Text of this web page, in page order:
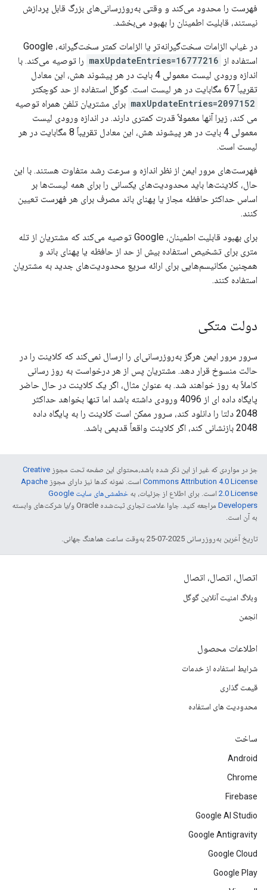
فهرست را محدود می‌کند و وقتی به‌روزرسانی‌های بزرگ قابل پردازش
نیستند، قابلیت اطمینان را بهبود می‌بخشد.
در غیاب الزامات سخت‌گیرانه‌تر یا الزامات کمتر سخت‌گیرانه، Google
استفاده از maxUpdateEntries=16777216 را توصیه می‌کند. با
اندازه ورودی لیست معمولی 4 بایت در هر پیشوند هش، این معادل
تقریباً 67 مگابایت در هر لیست است. گوگل استفاده از حد کوچکتر
maxUpdateEntries=2097152 برای مشتریان تلفن همراه توصیه
می کند، زیرا آنها معمولاً قدرت کمتری دارند. در اندازه ورودی لیست
معمولی 4 بایت در هر پیشوند هش، این معادل تقریباً 8 مگابایت در هر
لیست است.
فهرست‌های مرور ایمن از نظر اندازه و سرعت رشد متفاوت هستند. با این
حال، کلاینت‌ها باید محدودیت‌های یکسانی را برای همه لیست‌ها بر
اساس حداکثر حافظه مجاز یا پهنای باند مصرف برای هر فهرست تعیین
کنند.
برای بهبود قابلیت اطمینان، Google توصیه می‌کند که مشتریان از تله
متری برای تشخیص استفاده بیش از حد از حافظه یا پهنای باند و
همچنین مکانیسم‌هایی برای ارائه سریع محدودیت‌های جدید به مشتریان
استفاده کنند.
دولت متکی
سرور مرور ایمن هرگز به‌روزرسانی‌ای را ارسال نمی‌کند که کلاینت را در
حالت منسوخ قرار دهد. مشتریان پس از هر درخواست به روز رسانی
کاملاً به روز خواهند شد. به عنوان مثال، اگر یک کلاینت در حال حاضر
پایگاه داده ای از 4096 ورودی داشته باشد اما تنها بخواهد حداکثر
2048 دلتا را دانلود کند، سرور ممکن است کلاینت را به پایگاه داده
2048 بازنشانی کند، اگر کلاینت واقعاً قدیمی باشد.
جز در مواردی که غیر از این ذکر شده باشد،‌محتوای این صفحه تحت مجوز Creative
Commons Attribution 4.0 License است. نمونه کدها نیز دارای مجوز Apache
2.0 License است. برای اطلاع از جزئیات، به
خطمشی‌های سایت Google
Developers‏
مراجعه کنید. جاوا علامت تجاری ثبت‌شده Oracle و/یا شرکت‌های وابسته
به آن است.
تاریخ آخرین به‌روزرسانی 2025-07-25 به‌وقت ساعت هماهنگ جهانی.
اتصال، اتصال، اتصال
وبلاگ امنیت آنلاین گوگل
انجمن
اطلاعات محصول
شرایط استفاده از خدمات
قیمت گذاری
محدودیت های استفاده
ساخت
Android
Chrome
Firebase
Google AI Studio
Google Antigravity
Google Cloud
Google Play